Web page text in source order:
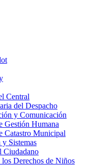
Central
del Despacho
y Comunicación
Gestión Humana
Catastro Municipal
Sistemas
Ciudadano
Derechos de Niños